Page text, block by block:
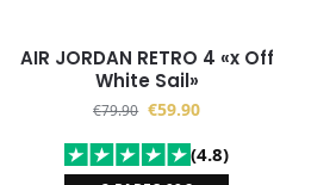
AIR JORDAN RETRO 4 «x Off
White Sail»
€79.90 €59.90
(4.8)